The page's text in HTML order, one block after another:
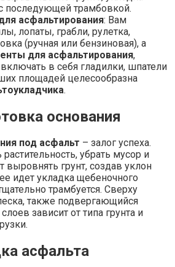
последующей трамбовкой.
асфальтирования: Вам
лопаты, грабли, рулетка,
(ручная или бензиновая), а
для асфальтирования,
в себя гладилки, шпатели
площадей целесообразна
.
основания
под асфальт – залог успеха.
убрать мусор и
выровнять грунт, создав уклон
идет укладка щебеночного
трамбуется. Сверху
также подвергающийся
зависит от типа грунта и
асфальта